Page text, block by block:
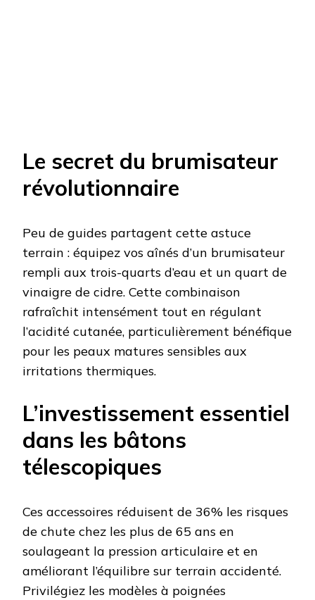
Le secret du brumisateur
révolutionnaire
Peu de guides partagent cette astuce
terrain : équipez vos aînés d’un brumisateur
rempli aux trois-quarts d’eau et un quart de
vinaigre de cidre. Cette combinaison
rafraîchit intensément tout en régulant
l’acidité cutanée, particulièrement bénéfique
pour les peaux matures sensibles aux
irritations thermiques.
L’investissement essentiel
dans les bâtons
télescopiques
Ces accessoires réduisent de 36% les risques
de chute chez les plus de 65 ans en
soulageant la pression articulaire et en
améliorant l’équilibre sur terrain accidenté.
Privilégiez les modèles à poignées